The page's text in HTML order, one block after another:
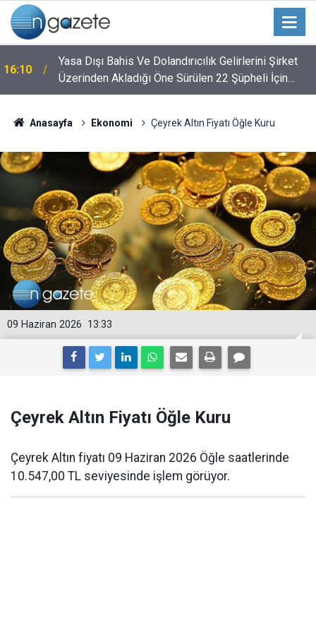
16:10
Yasa Dışı Bahis Ve Dolandırıcılık Gelirlerini Şirket
Üzerinden Akladığı Öne Sürülen 22 Şüpheli İçin
İddianame
Anasayfa Ekonomi Çeyrek Altın Fiyatı Öğle Kuru
13:33
09 Haziran 2026
Çeyrek Altın Fiyatı Öğle Kuru
Çeyrek Altın fiyatı 09 Haziran 2026 Öğle saatlerinde
10.547,00 TL seviyesinde işlem görüyor.